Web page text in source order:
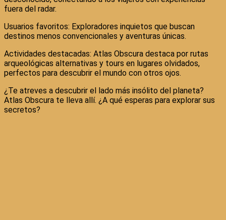
fuera del radar.
Usuarios favoritos: Exploradores inquietos que buscan
destinos menos convencionales y aventuras únicas.
Actividades destacadas: Atlas Obscura destaca por rutas
arqueológicas alternativas y tours en lugares olvidados,
perfectos para descubrir el mundo con otros ojos.
¿Te atreves a descubrir el lado más insólito del planeta?
Atlas Obscura te lleva allí. ¿A qué esperas para explorar sus
secretos?